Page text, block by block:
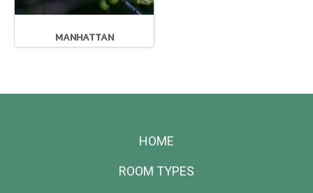
MANHATTAN
HOME
ROOM TYPES